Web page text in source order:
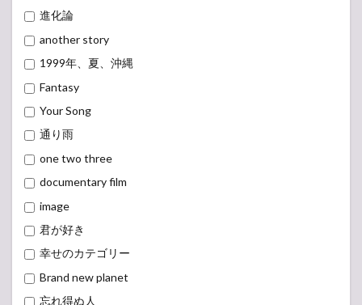
進化論
another story
1999年、夏、沖縄
Fantasy
Your Song
通り雨
one two three
documentary film
image
君が好き
幸せのカテゴリー
Brand new planet
忘れ得ぬ人